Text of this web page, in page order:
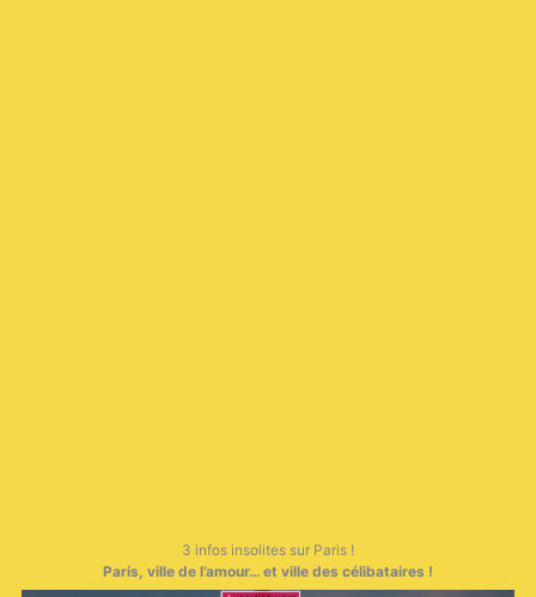
3 infos insolites sur Paris !
Paris, ville de l’amour… et ville des célibataires !